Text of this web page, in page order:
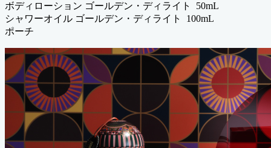
ボディローション ゴールデン・ディライト 50mL
シャワーオイル ゴールデン・ディライト 100mL
ポーチ